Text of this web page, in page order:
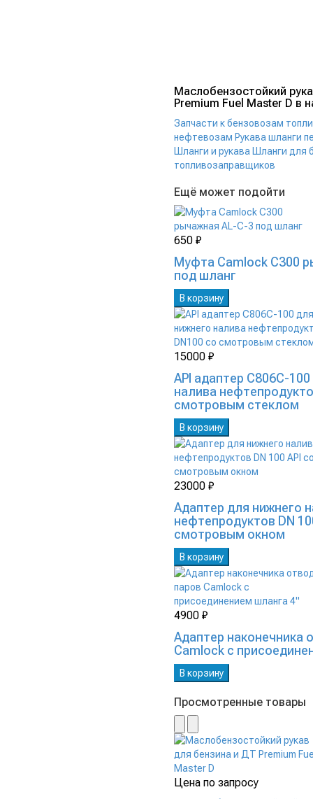
Маслобензостойкий
Premium Fuel Master D в
Запчасти к бензовозам
нефтевозам Рукава шланги
Шланги и рукава Шланги для
топливозаправщиков
Ещё может подойти
650 ₽
Муфта Camlock C300
под шланг
В корзину
15000 ₽
API адаптер C806C-
налива
смотровым стеклом
В корзину
23000 ₽
Адаптер для нижнего
нефтепродуктов DN
смотровым окном
В корзину
4900 ₽
Адаптер наконечника
Camlock с
В корзину
Просмотренные товары
Цена по запросу